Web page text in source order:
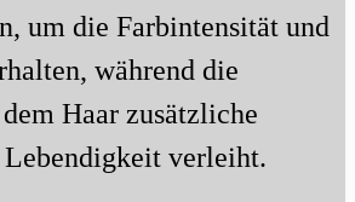
um die Farbintensität und
während die
Haar zusätzliche
Lebendigkeit verleiht.